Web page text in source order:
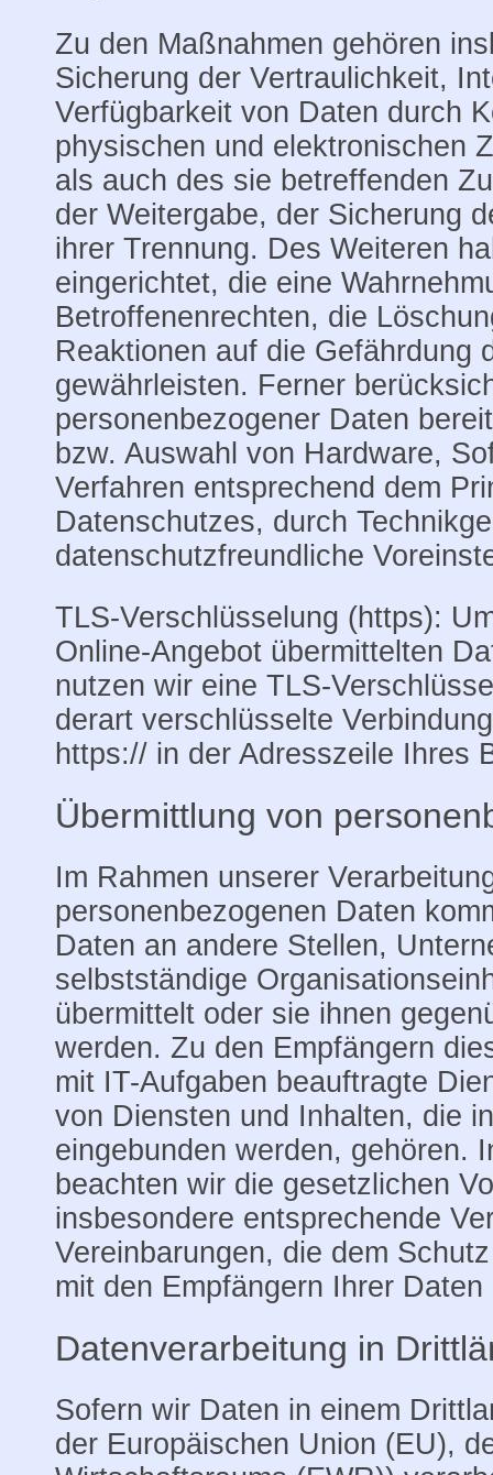
Zu den Maßnahmen gehören
Sicherung der Vertraulichkeit,
Verfügbarkeit von Daten durch
physischen und elektronischen
als auch des sie betreffenden
der Weitergabe, der Sicherung
ihrer Trennung. Des Weiteren
eingerichtet, die eine
Betroffenenrechten, die
Reaktionen auf die Gefährdung
gewährleisten. Ferner
personenbezogener Daten
bzw. Auswahl von Hardware,
Verfahren entsprechend dem
Datenschutzes, durch
datenschutzfreundliche
TLS-Verschlüsselung (https):
Online-Angebot übermittelten
nutzen wir eine TLS-
derart verschlüsselte
https:// in der Adresszeile Ihres
Übermittlung von
Im Rahmen unserer
personenbezogenen Daten
Daten an andere Stellen,
selbstständige
übermittelt oder sie ihnen
werden. Zu den Empfängern
mit IT-Aufgaben beauftragte
von Diensten und Inhalten, die
eingebunden werden, gehören.
beachten wir die gesetzlichen
insbesondere entsprechende
Vereinbarungen, die dem
mit den Empfängern Ihrer Daten
Datenverarbeitung in
Sofern wir Daten in einem
der Europäischen Union (EU),